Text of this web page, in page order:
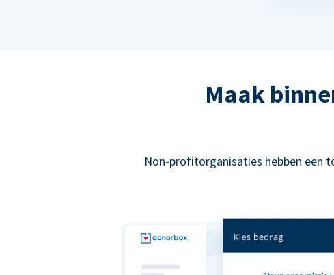
Maak
Non-profitorganisaties hebben een